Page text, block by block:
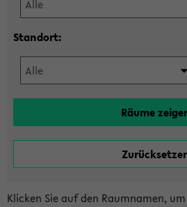
Standort:
Klicken Sie auf den Raumnamen,